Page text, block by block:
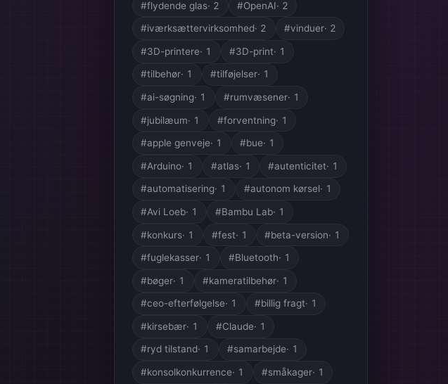
#flydende glas· 2 #OpenAI· 2
#iværksættervirksomhed· 2 #vinduer· 2
#3D-printere· 1 #3D-print· 1
#tilbehør· 1 #tilføjelser· 1
#ai-søgning· 1 #rumvæsener· 1
#jubilæum· 1 #forventning· 1
#apple genveje· 1 #bue· 1
#Arduino· 1 #atlas· 1 #autenticitet· 1
#automatisering· 1 #autonom kørsel· 1
#Avi Loeb· 1 #Bambu Lab· 1
#konkurs· 1 #fest· 1 #beta-version· 1
#fuglekasser· 1 #Bluetooth· 1
#bøger· 1 #kameratilbehør· 1
#ceo-efterfølgelse· 1 #billig fragt· 1
#kirsebær· 1 #Claude· 1
#ryd tilstand· 1 #samarbejde· 1
#konsolkonkurrence· 1 #småkager· 1